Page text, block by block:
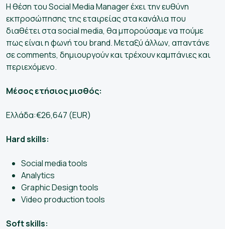
Η θέση του Social Media Manager έχει την ευθύνη
εκπροσώπησης της εταιρείας στα κανάλια που
διαθέτει στα social media, θα μπορούσαμε να πούμε
πως είναι η φωνή του brand. Μεταξύ άλλων, απαντάνε
σε comments, δημιουργούν και τρέχουν καμπάνιες και
περιεχόμενο.
Μέσος ετήσιος μισθός:
Ελλάδα:€26,647 (EUR)
Hard skills:
Social media tools
Analytics
Graphic Design tools
Video production tools
Soft skills: